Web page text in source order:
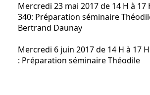
Mercredi 23 mai 2017 de 14 H à 17
340: Préparation séminaire
Bertrand Daunay
Mercredi 6 juin 2017 de 14 H à 17
: Préparation séminaire Théodile